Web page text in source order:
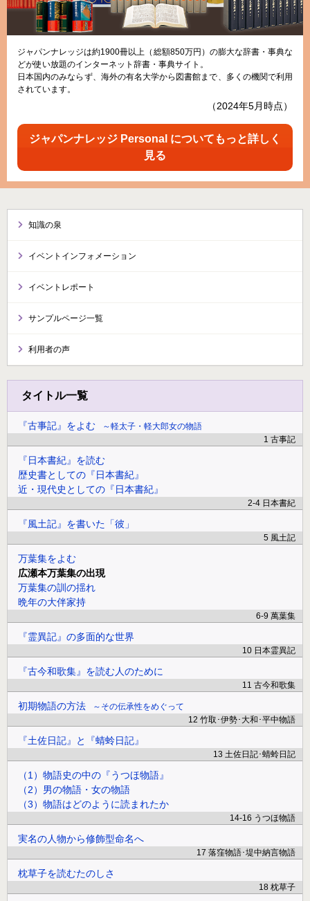
ジャパンナレッジは約1900冊以上（総額850万円）の膨大な辞書・事典な
どが使い放題のインターネット辞書・事典サイト。
日本国内のみならず、海外の有名大学から図書館まで、多くの機関で利用
されています。
（2024年5月時点）
ジャパンナレッジ Personal についてもっと詳しく
見る
知識の泉
イベントインフォメーション
イベントレポート
サンプルページ一覧
利用者の声
タイトル一覧
『古事記』をよむ
軽太子・軽大郎女の物語
1 古事記
『日本書紀』を読む
歴史書としての『日本書紀』
近・現代史としての『日本書紀』
2-4 日本書紀
『風土記』を書いた「彼」
5 風土記
万葉集をよむ
広瀬本万葉集の出現
万葉集の訓の揺れ
晩年の大伴家持
6-9 萬葉集
『霊異記』の多面的な世界
10 日本霊異記
『古今和歌集』を読む人のために
11 古今和歌集
初期物語の方法
その伝承性をめぐって
12 竹取･伊勢･大和･平中物語
『土佐日記』と『蜻蛉日記』
13 土佐日記･蜻蛉日記
（1）物語史の中の『うつほ物語』
（2）男の物語・女の物語
（3）物語はどのように読まれたか
14-16 うつほ物語
実名の人物から修飾型命名へ
17 落窪物語･堤中納言物語
枕草子を読むたのしさ
18 枕草子